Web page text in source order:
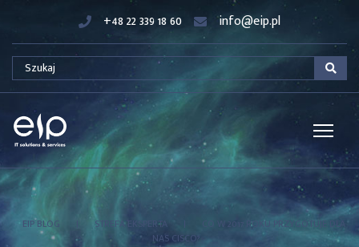
+48 22 339 18 60 info@eip.pl
EIP BLOG STREFA EKSPERTA
CO W 2017 ROKU PRZYGOTUJE DLA
NAS CISCO?